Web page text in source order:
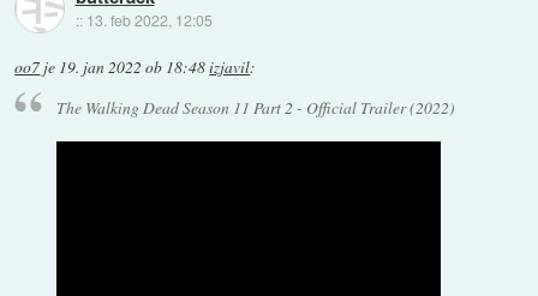
:: 13. feb 2022, 12:05
oo7 je 19. jan 2022 ob 18:48izjavil:
The Walking Dead Season 11 Part 2 - Official Trailer (2022)